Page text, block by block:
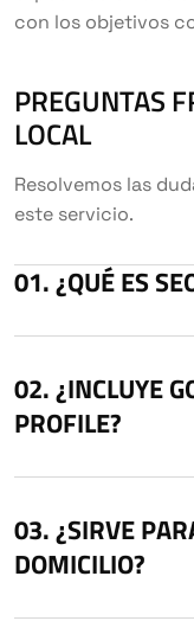
con los objetivos
PREGUNTAS
LOCAL
Resolvemos las
este servicio.
¿QUÉ ES
¿INCLUYE
PROFILE?
¿SIRVE
DOMICILIO?